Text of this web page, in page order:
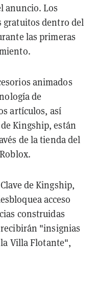
anuncio. Los
gratuitos dentro del
las primeras
animados
de
artículos, así
Kingship, están
de la tienda del
de Kingship,
acceso
construidas
"insignias
la Villa Flotante",